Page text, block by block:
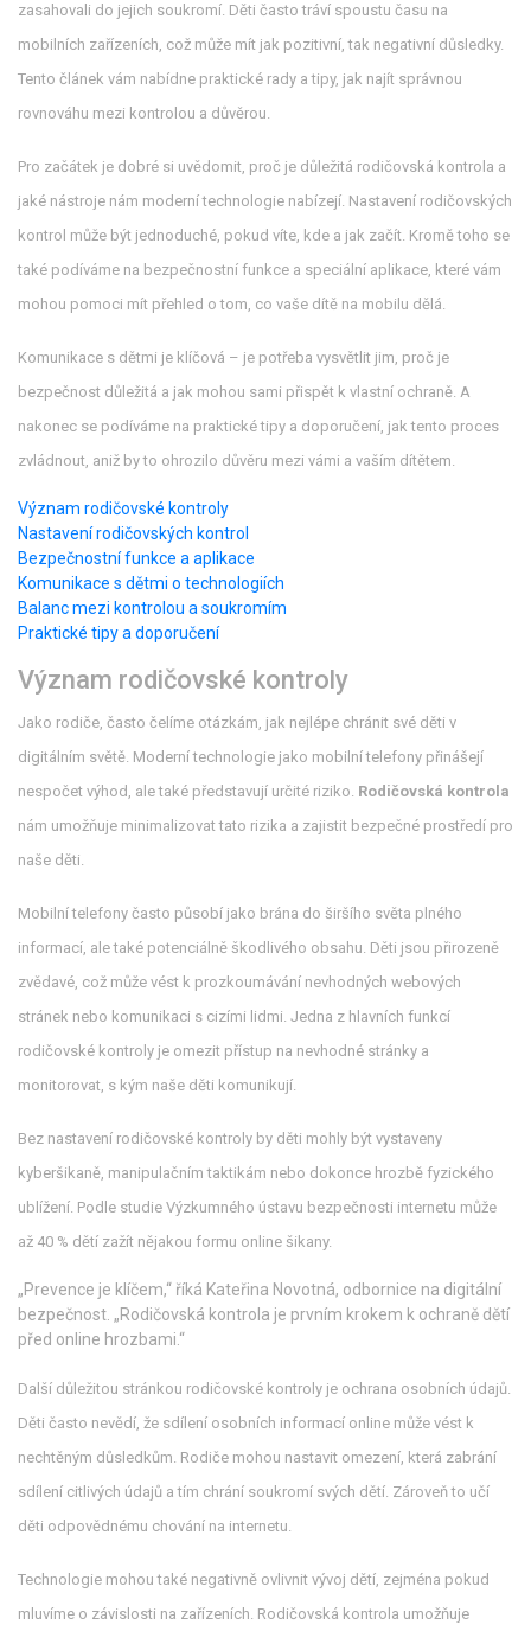
zasahovali do jejich soukromí. Děti často tráví spoustu času na
mobilních zařízeních, což může mít jak pozitivní, tak negativní důsledky.
Tento článek vám nabídne praktické rady a tipy, jak najít správnou
rovnováhu mezi kontrolou a důvěrou.
Pro začátek je dobré si uvědomit, proč je důležitá rodičovská kontrola a
jaké nástroje nám moderní technologie nabízejí. Nastavení rodičovských
kontrol může být jednoduché, pokud víte, kde a jak začít. Kromě toho se
také podíváme na bezpečnostní funkce a speciální aplikace, které vám
mohou pomoci mít přehled o tom, co vaše dítě na mobilu dělá.
Komunikace s dětmi je klíčová – je potřeba vysvětlit jim, proč je
bezpečnost důležitá a jak mohou sami přispět k vlastní ochraně. A
nakonec se podíváme na praktické tipy a doporučení, jak tento proces
zvládnout, aniž by to ohrozilo důvěru mezi vámi a vaším dítětem.
Význam rodičovské kontroly
Nastavení rodičovských kontrol
Bezpečnostní funkce a aplikace
Komunikace s dětmi o technologiích
Balanc mezi kontrolou a soukromím
Praktické tipy a doporučení
Význam rodičovské kontroly
Jako rodiče, často čelíme otázkám, jak nejlépe chránit své děti v
digitálním světě. Moderní technologie jako mobilní telefony přinášejí
nespočet výhod, ale také představují určité riziko. Rodičovská kontrola
nám umožňuje minimalizovat tato rizika a zajistit bezpečné prostředí pro
naše děti.
Mobilní telefony často působí jako brána do širšího světa plného
informací, ale také potenciálně škodlivého obsahu. Děti jsou přirozeně
zvědavé, což může vést k prozkoumávání nevhodných webových
stránek nebo komunikaci s cizími lidmi. Jedna z hlavních funkcí
rodičovské kontroly je omezit přístup na nevhodné stránky a
monitorovat, s kým naše děti komunikují.
Bez nastavení rodičovské kontroly by děti mohly být vystaveny
kyberšikaně, manipulačním taktikám nebo dokonce hrozbě fyzického
ublížení. Podle studie Výzkumného ústavu bezpečnosti internetu může
až 40 % dětí zažít nějakou formu online šikany.
„Prevence je klíčem,“ říká Kateřina Novotná, odbornice na digitální
bezpečnost. „Rodičovská kontrola je prvním krokem k ochraně dětí
před online hrozbami.“
Další důležitou stránkou rodičovské kontroly je ochrana osobních údajů.
Děti často nevědí, že sdílení osobních informací online může vést k
nechtěným důsledkům. Rodiče mohou nastavit omezení, která zabrání
sdílení citlivých údajů a tím chrání soukromí svých dětí. Zároveň to učí
děti odpovědnému chování na internetu.
Technologie mohou také negativně ovlivnit vývoj dětí, zejména pokud
mluvíme o závislosti na zařízeních. Rodičovská kontrola umožňuje